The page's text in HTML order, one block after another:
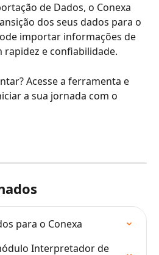
de Dados, o Conexa
dos seus dados para o
importar informações de
e confiabilidade.
Acesse a ferramenta e
a sua jornada com o
para o Conexa
Interpretador de